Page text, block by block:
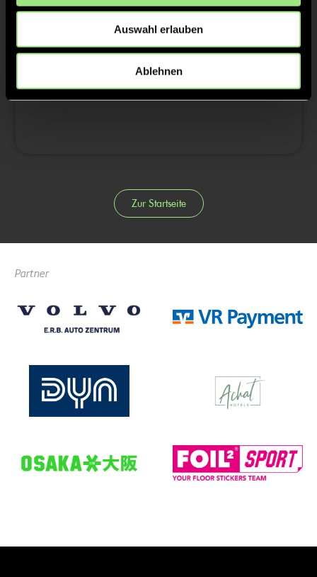
Auswahl erlauben
Ablehnen
2/4
3/4
Zur Startseite
Partner